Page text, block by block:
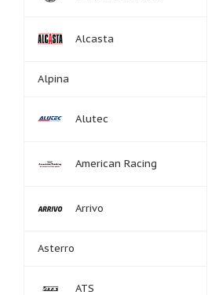
Alcasta
Alpina
Alutec
American Racing
Arrivo
Asterro
ATS